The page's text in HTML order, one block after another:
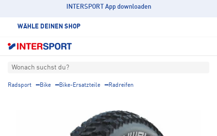
INTERSPORT App downloaden
WÄHLE DEINEN SHOP
Wonach suchst du?
Radsport Bike Bike-Ersatzteile Radreifen